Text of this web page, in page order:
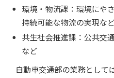
環境・物流課：環境にや
持続可能な物流の実現な
共生社会推進課：公共交
など
自動車交通部の業務としては